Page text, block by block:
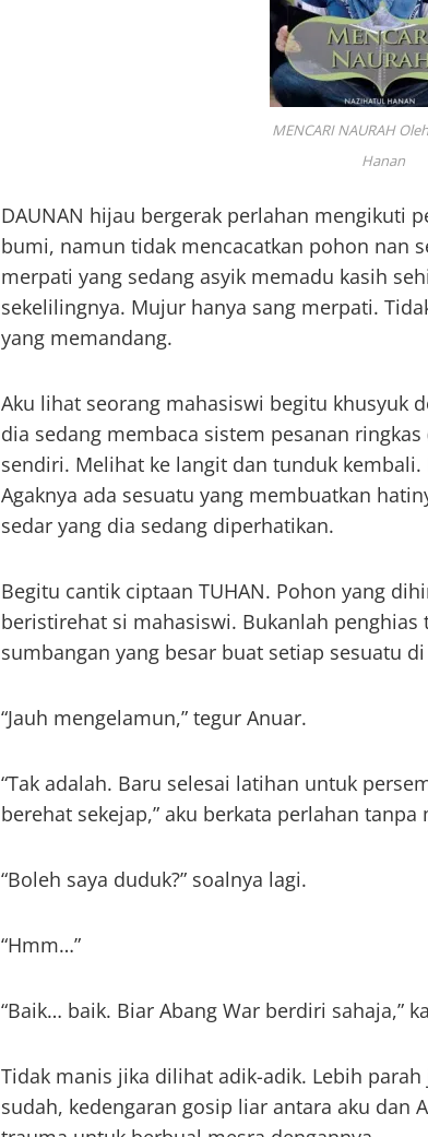
MENCARI NAURAH
Hanan
DAUNAN hijau bergerak perlahan mengikuti
bumi, namun tidak mencacatkan pohon nan
merpati yang sedang asyik memadu kasih
sekelilingnya. Mujur hanya sang merpati.
yang memandang.
Aku lihat seorang mahasiswi begitu khusyuk
dia sedang membaca sistem pesanan ringkas
sendiri. Melihat ke langit dan tunduk
Agaknya ada sesuatu yang membuatkan
sedar yang dia sedang diperhatikan.
Begitu cantik ciptaan TUHAN. Pohon yang
beristirehat si mahasiswi. Bukanlah penghias
sumbangan yang besar buat setiap sesuatu
“Jauh mengelamun,” tegur Anuar.
“Tak adalah. Baru selesai latihan untuk
berehat sekejap,” aku berkata perlahan
“Boleh saya duduk?” soalnya lagi.
“Hmm…”
“Baik… baik. Biar Abang War berdiri sahaja,”
Tidak manis jika dilihat adik-adik. Lebih
sudah, kedengaran gosip liar antara aku dan